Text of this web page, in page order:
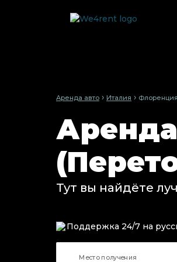
Аренда авто › Италия ›
Тут вы найдёте
Поддержка 24/7 на
Место получения